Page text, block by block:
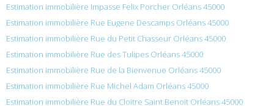
Estimation immobilière Impasse Felix Porcher Orléans 45000
Estimation immobilière Rue Eugene Descamps Orléans 45000
Estimation immobilière Rue du Petit Chasseur Orléans 45000
Estimation immobilière Rue des Tulipes Orléans 45000
Estimation immobilière Rue de la Bienvenue Orléans 45000
Estimation immobilière Rue Michel Adam Orléans 45000
Estimation immobilière Rue du Cloitre Saint Benoit Orléans 45000